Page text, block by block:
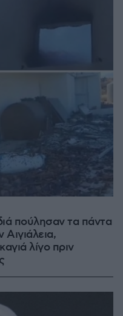
πούλησαν τα πάντα
λίγο πριν